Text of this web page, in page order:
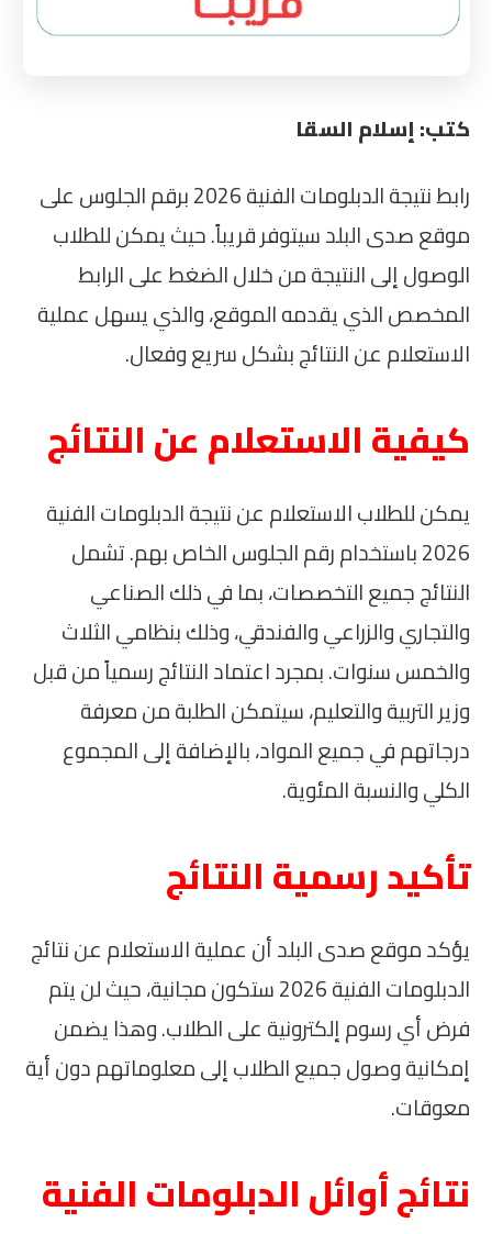
كتب: إسلام السقا
رابط نتيجة الدبلومات الفنية 2026 برقم الجلوس على
موقع صدى البلد سيتوفر قريباً. حيث يمكن للطلاب
الوصول إلى النتيجة من خلال الضغط على الرابط
المخصص الذي يقدمه الموقع، والذي يسهل عملية
الاستعلام عن النتائج بشكل سريع وفعال.
كيفية الاستعلام عن النتائج
يمكن للطلاب الاستعلام عن نتيجة الدبلومات الفنية
2026 باستخدام رقم الجلوس الخاص بهم. تشمل
النتائج جميع التخصصات، بما في ذلك الصناعي
والتجاري والزراعي والفندقي، وذلك بنظامي الثلاث
والخمس سنوات. بمجرد اعتماد النتائج رسمياً من قبل
وزير التربية والتعليم، سيتمكن الطلبة من معرفة
درجاتهم في جميع المواد، بالإضافة إلى المجموع
الكلي والنسبة المئوية.
تأكيد رسمية النتائج
يؤكد موقع صدى البلد أن عملية الاستعلام عن نتائج
الدبلومات الفنية 2026 ستكون مجانية، حيث لن يتم
فرض أي رسوم إلكترونية على الطلاب. وهذا يضمن
إمكانية وصول جميع الطلاب إلى معلوماتهم دون أية
معوقات.
نتائج أوائل الدبلومات الفنية